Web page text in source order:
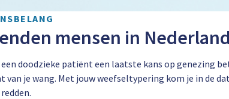
mensen in
doodzieke patiënt een laatste kans op
je wang. Met jouw weefseltypering kom je in de